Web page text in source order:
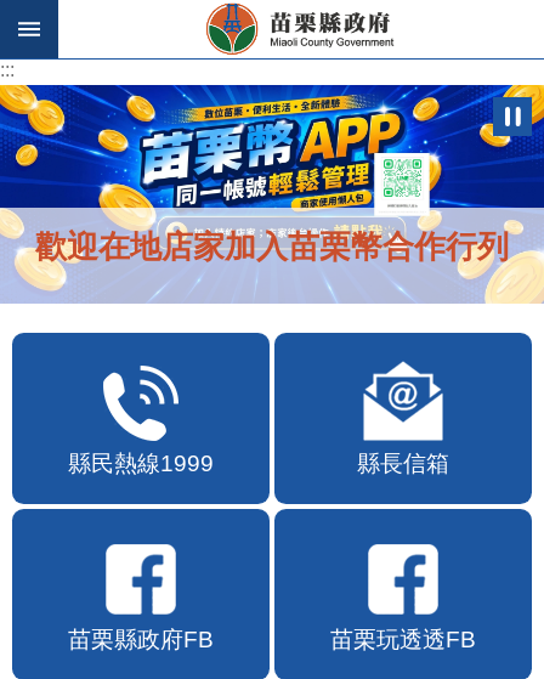
跳到主要內容區塊
:::
:::
歡迎在地店家加入苗栗幣合作行列
縣民熱線1999 縣長信箱
苗栗縣政府FB 苗栗玩透透FB